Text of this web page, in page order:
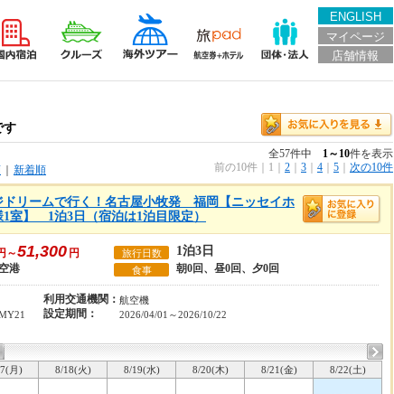
ENGLISH
マイページ
店舗情報
す
新着順
全57件中 1～10件を表示
前の10件
1 2 3 4 5 次の10件
リームで行く！名古屋小牧発 福岡【ニッセイホ
室】 1泊3日（宿泊は1泊目限定）
～51,300 円 旅行日数 1泊3日
港 食事 朝0回、昼0回、夕0回
利用交通機関： 航空機
設定期間： 2026/04/01～2026/10/22
月) 8/18(火) 8/19(水) 8/20(木) 8/21(金) 8/22(土)